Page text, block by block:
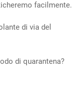
facilmente.
di via del
di quarantena?